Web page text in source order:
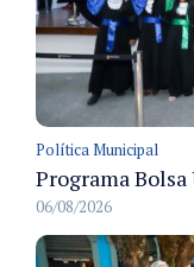
Política Municipal
06/08/2026